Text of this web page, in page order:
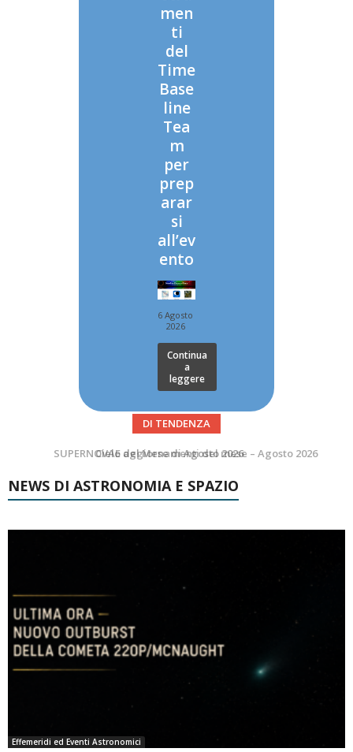
men
ti
del
Time
Base
line
Tea
m
per
prep
arar
si
all’ev
ento
6 Agosto
2026
Continua
a
leggere
DI TENDENZA
SUPERNOVAE aggiornamenti del mese – Agosto 2026
Le Comete del mese di Agosto: LA 10P/TEMPEL AL PERIELIO
NEWS DI ASTRONOMIA E SPAZIO
Effemeridi ed Eventi Astronomici